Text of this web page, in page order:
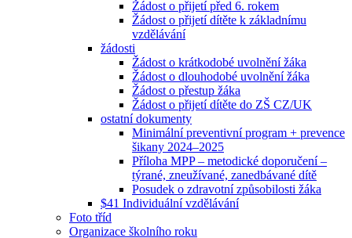
Žádost o přijetí před 6. rokem
Žádost o přijetí dítěte k základnímu
vzdělávání
žádosti
Žádost o krátkodobé uvolnění žáka
Žádost o dlouhodobé uvolnění žáka
Žádost o přestup žáka
Žádost o přijetí dítěte do ZŠ CZ/UK
ostatní dokumenty
Minimální preventivní program + prevence
šikany 2024–2025
Příloha MPP – metodické doporučení –
týrané, zneužívané, zanedbávané dítě
Posudek o zdravotní způsobilosti žáka
$41 Individuální vzdělávání
Foto tříd
Organizace školního roku